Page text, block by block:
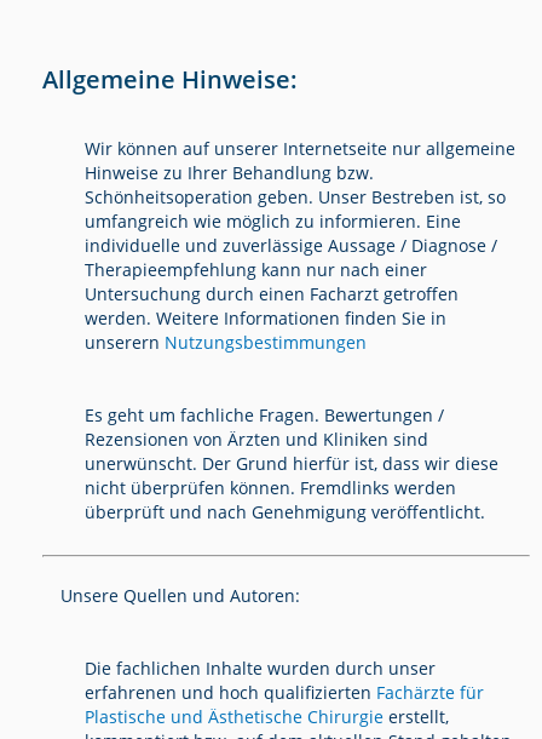
Allgemeine Hinweise:
Wir können auf unserer Internetseite nur allgemeine
Hinweise zu Ihrer Behandlung bzw.
Schönheitsoperation geben. Unser Bestreben ist, so
umfangreich wie möglich zu informieren. Eine
individuelle und zuverlässige Aussage / Diagnose /
Therapieempfehlung kann nur nach einer
Untersuchung durch einen Facharzt getroffen
werden. Weitere Informationen finden Sie in
unserern Nutzungsbestimmungen
Es geht um fachliche Fragen. Bewertungen /
Rezensionen von Ärzten und Kliniken sind
unerwünscht. Der Grund hierfür ist, dass wir diese
nicht überprüfen können. Fremdlinks werden
überprüft und nach Genehmigung veröffentlicht.
Unsere Quellen und Autoren:
Die fachlichen Inhalte wurden durch unser
erfahrenen und hoch qualifizierten Fachärzte für
Plastische und Ästhetische Chirurgie erstellt,